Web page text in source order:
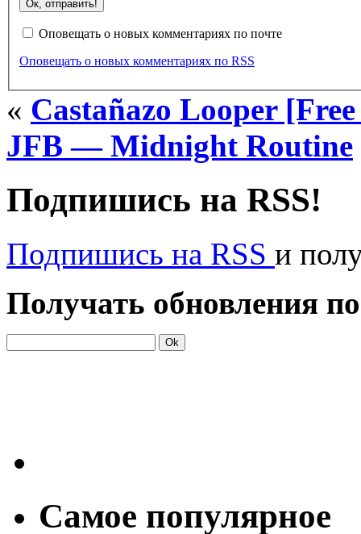
Оповещать о новых комментариях по почте
Оповещать о новых комментариях по RSS
« Castañazo Looper
JFB — Midnight Routine
Подпишись на RSS!
Подпишись на RSS и
Получать обновления
Самое популярное